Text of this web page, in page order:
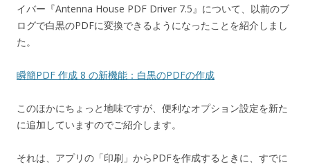
イバー『Antenna House PDF Driver 7.5』について、以前のブ
ログで白黒のPDFに変換できるようになったことを紹介しまし
た。
瞬簡PDF 作成 8 の新機能：白黒のPDFの作成
このほかにちょっと地味ですが、便利なオプション設定を新た
に追加していますのでご紹介します。
それは、アプリの「印刷」からPDFを作成するときに、すでに